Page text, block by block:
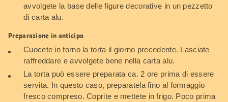
avvolgete la base delle figure decorative in un pezzetto
di carta alu.
Preparazione in anticipo
Cuocete in forno la torta il giorno precedente. Lasciate
raffreddare e avvolgete bene nella carta alu.
La torta può essere preparata ca. 2 ore prima di essere
servita. In questo caso, preparatela fino al formaggio
fresco compreso. Coprite e mettete in frigo. Poco prima